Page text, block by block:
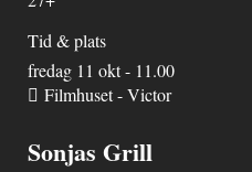
Tid & plats
fredag 11 okt - 11.00
Filmhuset - Victor
Sonjas Grill